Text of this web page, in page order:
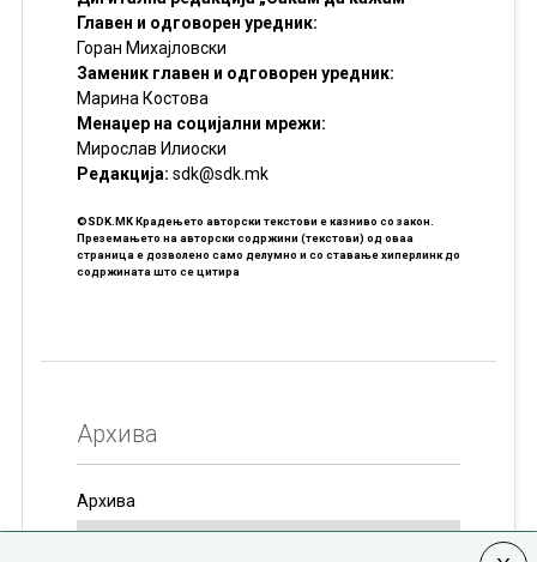
Главен и одговорен уредник:
Горан Михајловски
Заменик главен и одговорен уредник:
Марина Костова
Менаџер на социјални мрежи:
Мирослав Илиоски
Редакцијa: sdk@sdk.mk
©SDK.MK Крадењето авторски текстови е казниво со закон.
Преземањето на авторски содржини (текстови) од оваа
страница е дозволено само делумно и со ставање хиперлинк до
содржината што се цитира
Архива
Архива